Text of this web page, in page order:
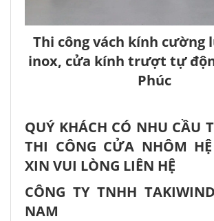
Thi công vách kính cường
inox, cửa kính trượt tự
Phúc
QUÝ KHÁCH CÓ NHU CẦU
THI CÔNG CỬA NHÔM
XIN VUI LÒNG LIÊN HỆ
CÔNG TY TNHH
NAM